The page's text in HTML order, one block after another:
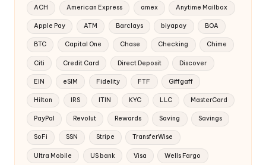
ACH American Express amex Anytime Mailbox
Apple Pay ATM Barclays biyapay BOA
BTC Capital One Chase Checking Chime
Citi Credit Card Direct Deposit Discover
EIN eSIM Fidelity FTF Giffgaff
Hilton IRS ITIN KYC LLC MasterCard
PayPal Revolut Rewards Saving Savings
SoFi SSN Stripe TransferWise
Ultra Mobile US bank Visa Wells Fargo